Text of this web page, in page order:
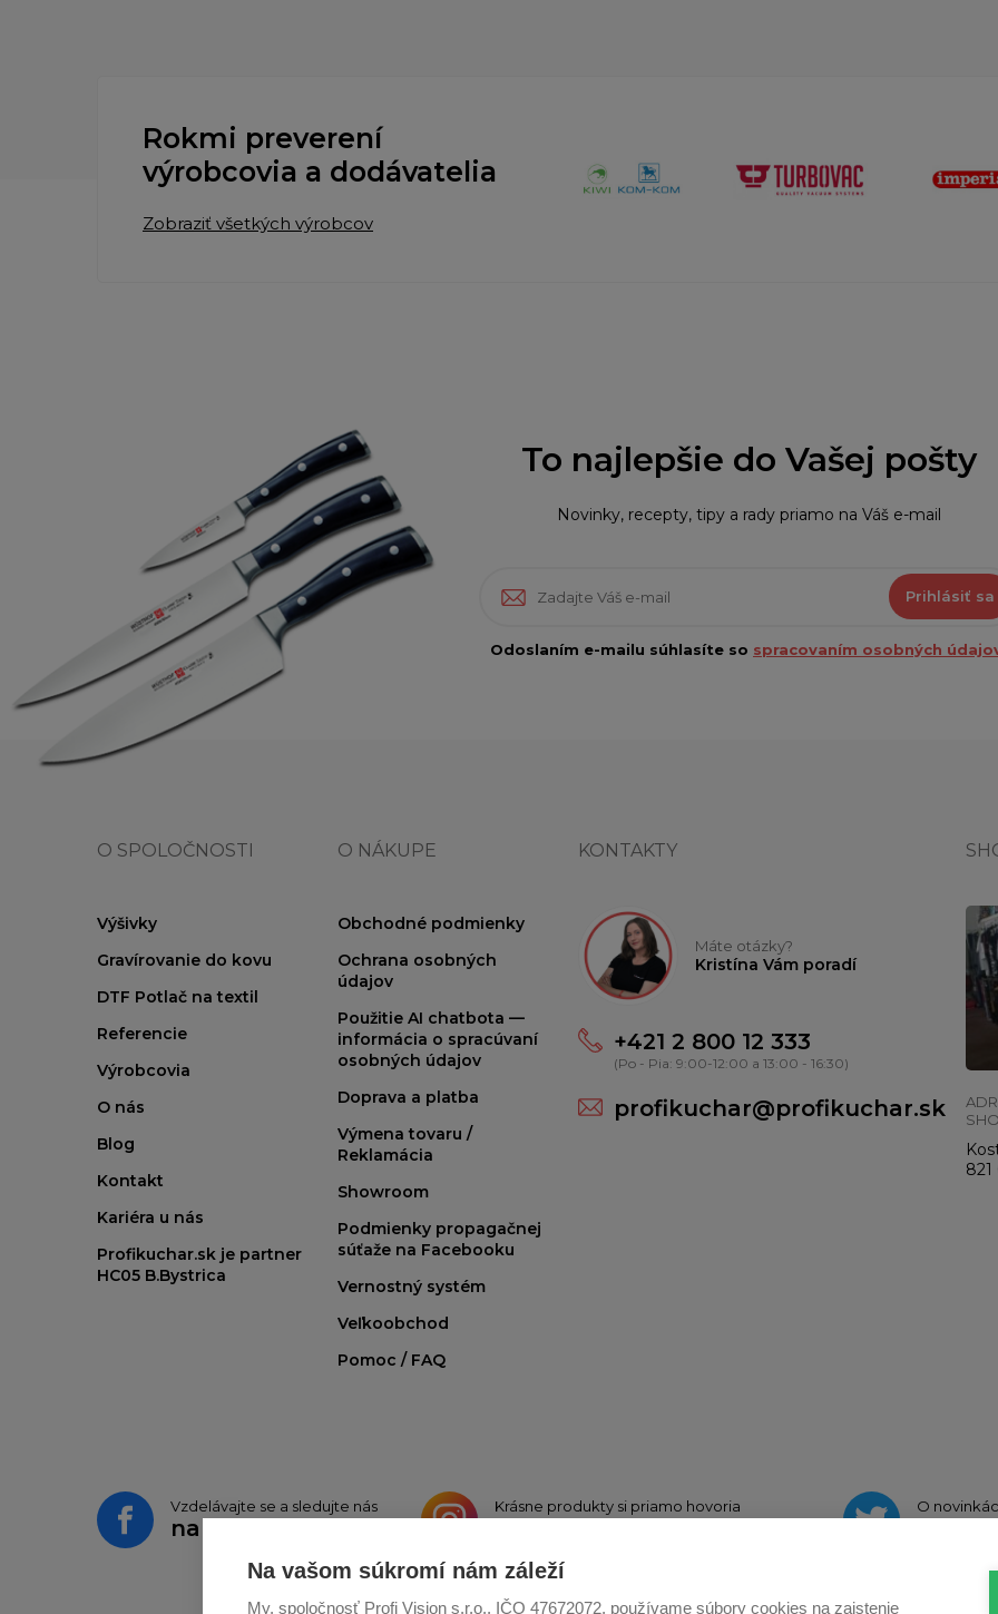
Na vašom súkromí nám záleží
My, spoločnosť Profi Vision s.r.o., IČO 47672072, používame súbory cookies na zaistenie
Rokmi preverení
výrobcovia a dodávatelia
Zobraziť všetkých výrobcov
To najlepšie do Vašej pošty
Novinky, recepty, tipy a rady priamo na Váš e-mail
Prihlásiť sa
Odoslaním e-mailu súhlasíte so spracovaním osobných
O SPOLOČNOSTI
Výšivky
Gravírovanie do kovu
DTF Potlač na textil
Referencie
Výrobcovia
O nás
Blog
Kontakt
Kariéra u nás
Profikuchar.sk je partner
HC05 B.Bystrica
O NÁKUPE
Obchodné podmienky
Ochrana osobných
údajov
Použitie AI chatbota —
informácia o spracúvaní
osobných údajov
Doprava a platba
Výmena tovaru /
Reklamácia
Showroom
Podmienky propagačnej
súťaže na Facebooku
Vernostný systém
Veľkoobchod
Pomoc / FAQ
KONTAKTY
Máte otázky?
Kristína Vám poradí
+421 2 800 12 333
(Po - Pia: 9:00-12:00 a 13:00 - 16:30)
profikuchar@profikuchar.sk
821
Vzdelávajte se a sledujte nás
na
Krásne produkty si priamo hovoria O